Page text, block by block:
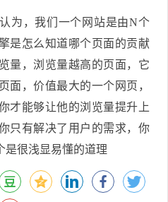
为，我们一个网站是由N个
是怎么知道哪个页面的贡献
量，浏览量越高的页面，它
面，价值最大的一个网页，
才能够让他的浏览量提升上
只有解决了用户的需求，你
是很浅显易懂的道理